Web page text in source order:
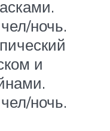
ночь.
и
ночь.